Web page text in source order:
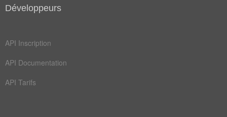
Développeurs
API Inscription
API Documentation
API Tarifs